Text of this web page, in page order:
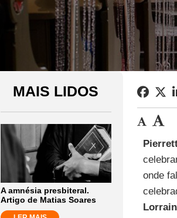
MAIS LIDOS
A amnésia presbiteral.
Artigo de Matias Soares
onde